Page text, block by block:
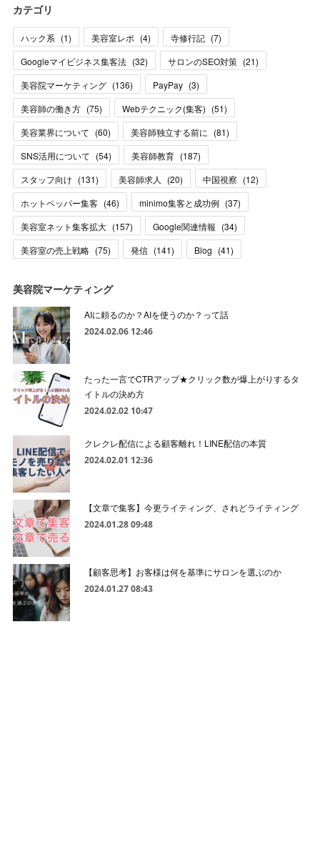
カテゴリ
ハック系 (1) 美容室レポ (4) 寺修行記 (7)
Googleマイビジネス集客法 (32) サロンのSEO対策 (21)
美容院マーケティング (136) PayPay (3)
美容師の働き方 (75) Webテクニック(集客) (51)
美容業界について (60) 美容師独立する前に (81)
SNS活用について (54) 美容師教育 (187)
スタッフ向け (131) 美容師求人 (20) 中国視察 (12)
ホットペッパー集客 (46) minimo集客と成功例 (37)
美容室ネット集客拡大 (157) Google関連情報 (34)
美容室の売上戦略 (75) 発信 (141) Blog (41)
美容院マーケティング
AIに頼るのか？AIを使うのか？って話
2024.02.06 12:46
たった一言でCTRアップ★クリック数が爆上がりするタ
イトルの決め方
2024.02.02 10:47
クレクレ配信による顧客離れ！LINE配信の本質
2024.02.01 12:36
【文章で集客】今更ライティング、されどライティング
2024.01.28 09:48
【顧客思考】お客様は何を基準にサロンを選ぶのか
2024.01.27 08:43